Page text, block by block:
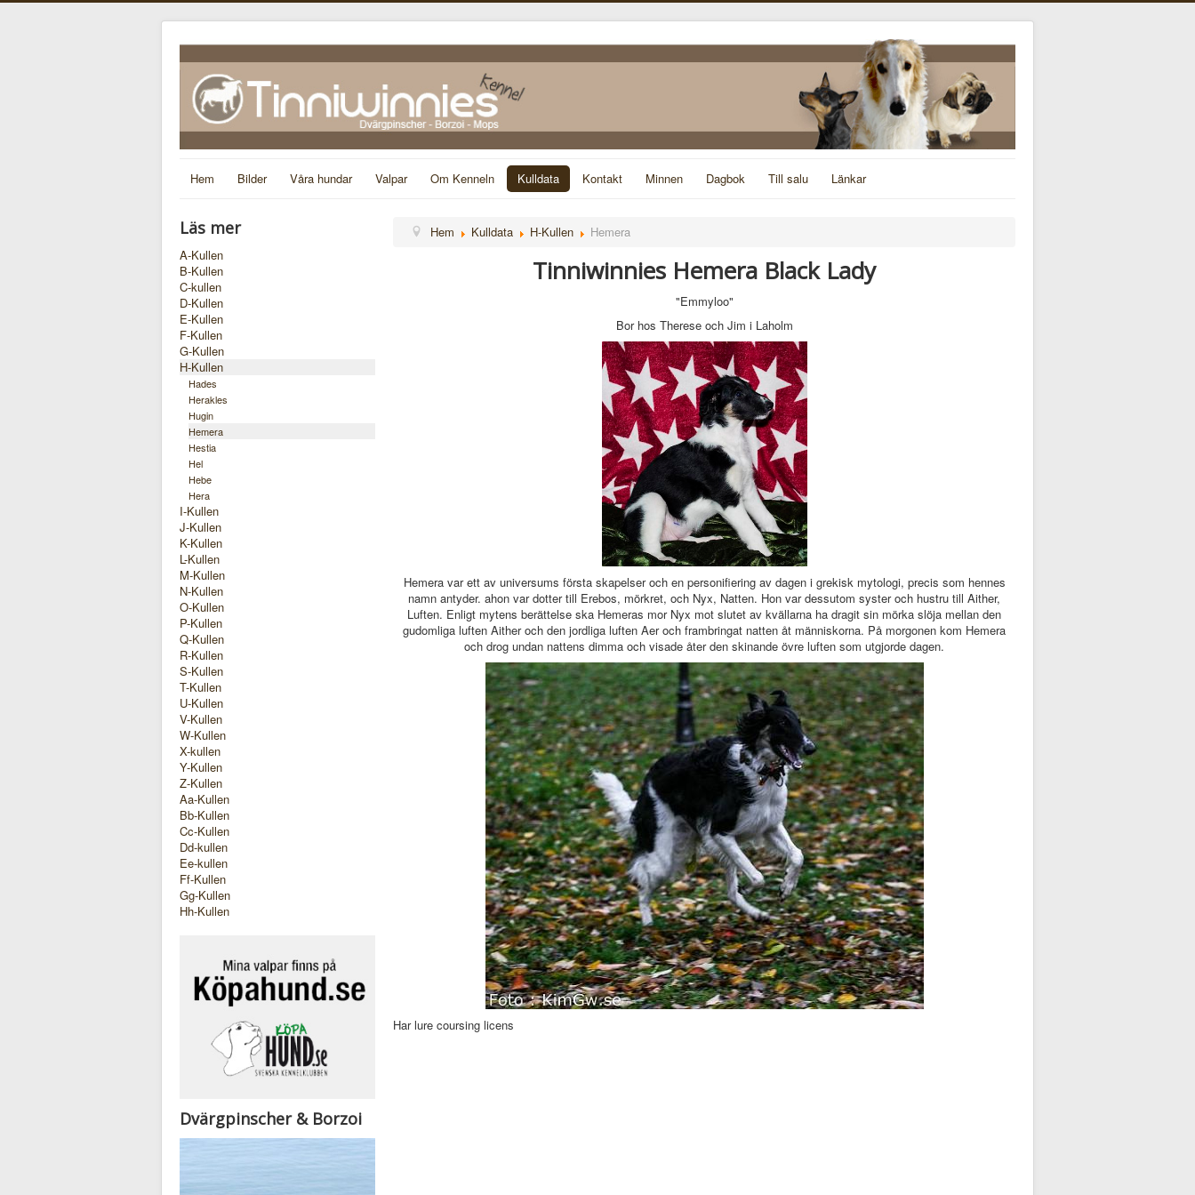
Hem Bilder Våra hundar Valpar Om Kenneln Kulldata Kontakt Minnen Dagbok Till salu Länkar
Läs mer
A-Kullen
B-Kullen
C-kullen
D-Kullen
E-Kullen
F-Kullen
G-Kullen
H-Kullen
Hades
Herakles
Hugin
Hemera
Hestia
Hel
Hebe
Hera
I-Kullen
J-Kullen
K-Kullen
L-Kullen
M-Kullen
N-Kullen
O-Kullen
P-Kullen
Q-Kullen
R-Kullen
S-Kullen
T-Kullen
U-Kullen
V-Kullen
W-Kullen
X-kullen
Y-Kullen
Z-Kullen
Aa-Kullen
Bb-Kullen
Cc-Kullen
Dd-kullen
Ee-kullen
Ff-Kullen
Gg-Kullen
Hh-Kullen
Dvärgpinscher & Borzoi
Hem Kulldata H-Kullen Hemera
Tinniwinnies Hemera Black Lady
"Emmyloo"
Bor hos Therese och Jim i Laholm
Hemera var ett av universums första skapelser och en personifiering av dagen i grekisk mytologi, precis som hennes
namn antyder. ahon var dotter till Erebos, mörkret, och Nyx, Natten. Hon var dessutom syster och hustru till Aither,
Luften. Enligt mytens berättelse ska Hemeras mor Nyx mot slutet av kvällarna ha dragit sin mörka slöja mellan den
gudomliga luften Aither och den jordliga luften Aer och frambringat natten åt människorna. På morgonen kom Hemera
och drog undan nattens dimma och visade åter den skinande övre luften som utgjorde dagen.
Har lure coursing licens